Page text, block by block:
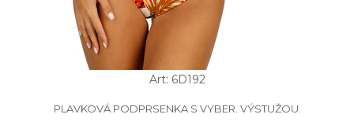
Art: 6D192
PLAVKOVÁ PODPRSENKA S VYBER. VÝSTUŽOU.